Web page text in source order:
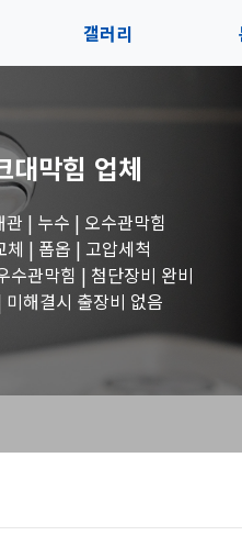
갤러리
수도꼭지 작업
세면대 작업
변기 작업
대막힘 업체
| 누수 | 오수관막힘
| 폽옵 | 고압세척
수관막힘 | 첨단장비 완비
해결시 출장비 없음